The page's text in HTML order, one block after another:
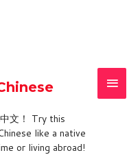
文！ Try this
like a native
or living abroad!